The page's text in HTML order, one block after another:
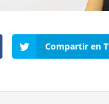
Compartir en